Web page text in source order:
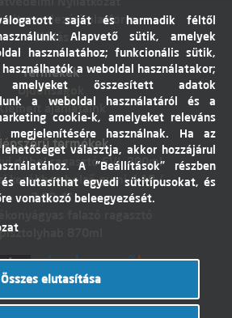
vitarendezési platform
Elállás
Termékek
Újdonságok
ajánlataink
termékek
dübel ragasztó EVI. 300ml
kerékhez belső gumi 4,10 /
3,50-4"
pisztolyhab 870ml
saját és harmadik féltől
Alapvető sütik, amelyek
használatához; funkcionális sütik,
a weboldal használatakor;
amelyeket összesített adatok
a weboldal használatáról és a
cookie-k, amelyeket releváns
használnak. Ha az
választja, akkor hozzájárul
A "Beállítások" részben
elutasíthat egyedi sütitípusokat, és
vonatkozó beleegyezését.
Összes elutasítása